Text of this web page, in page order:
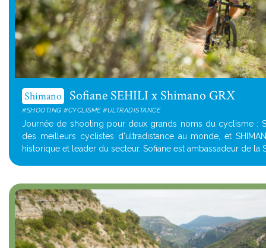
Shimano Sofiane SEHILI x Shimano GRX
#SHOOTING #CYCLISME #ULTRADISTANCE
Journée de shooting pour deux grands noms du cyclisme :
des meilleurs cyclistes d'ultradistance au monde, et
historique et leader du secteur. Sofiane est ambassadeur de la